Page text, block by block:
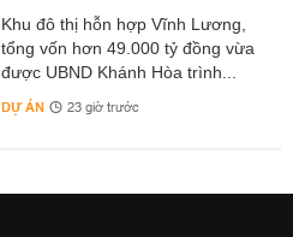
Khu đô thị hỗn hợp Vĩnh Lương,
tổng vốn hơn 49.000 tỷ đồng vừa
được UBND Khánh Hòa trình...
DỰ ÁN 23 giờ trước